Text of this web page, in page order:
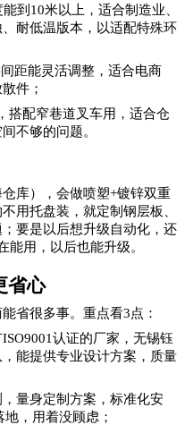
到10米以上，适合制造业、
耐低温版本，以适配特殊环
距能灵活调整，适合电商
件；
搭配窄巷道叉车用，适合仓
不够的问题。
库），会做喷塑+镀锌双重
用托盘装，就定制钢层板、
要是以后想升级自动化，还
能用，以后也能升级。
省心
省很多事。重点看3点：
认证的厂家，无锡钰
能提供专业设计方案，质量
量身定制方案，标准化安
，用着没顾虑；